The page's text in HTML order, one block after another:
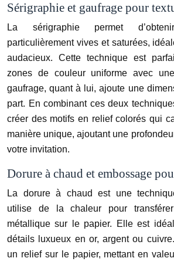
Sérigraphie et gaufrage pour
La sérigraphie permet
particulièrement vives et saturées,
audacieux. Cette technique est
zones de couleur uniforme avec
gaufrage, quant à lui, ajoute une
part. En combinant ces deux
créer des motifs en relief colorés qui
manière unique, ajoutant une
votre invitation.
Dorure à chaud et embossage
La dorure à chaud est une
utilise de la chaleur pour
métallique sur le papier. Elle est
détails luxueux en or, argent ou
un relief sur le papier, mettant en